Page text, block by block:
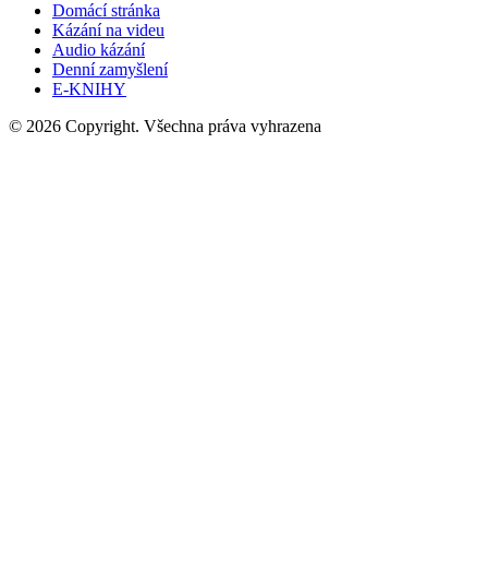
Domácí stránka
Kázání na videu
Audio kázání
Denní zamyšlení
E-KNIHY
© 2026 Copyright. Všechna práva vyhrazena